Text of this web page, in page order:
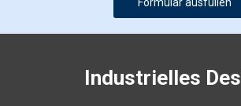
Formular ausfüllen
Industrielles